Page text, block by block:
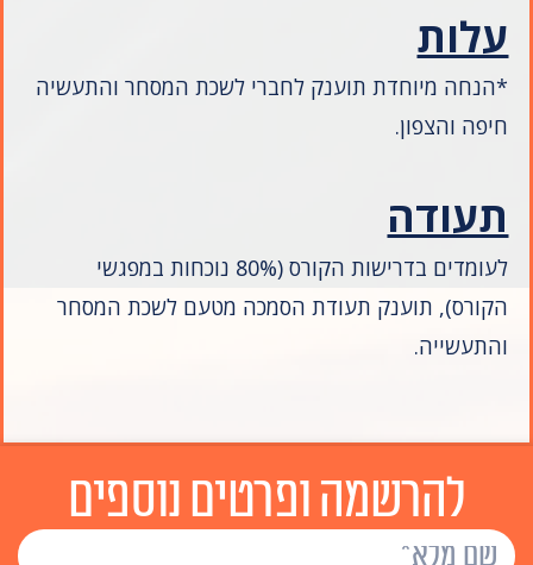
עלות
*הנחה מיוחדת תוענק לחברי לשכת המסחר והתעשיה
חיפה והצפון.
תעודה
לעומדים בדרישות הקורס (80% נוכחות במפגשי
הקורס), תוענק תעודת הסמכה מטעם לשכת המסחר
והתעשייה.
להרשמה ופרטים נוספים